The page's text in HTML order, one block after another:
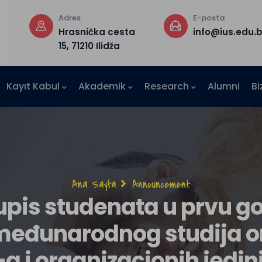
Adres
Hrasnička cesta
15, 71210 Ilidža
E-posta
Kayıt Kabul Akademik Research Alumni
Sayfa
yolu
Ana Sayfa Announcement
upis studenata u prvu
studija